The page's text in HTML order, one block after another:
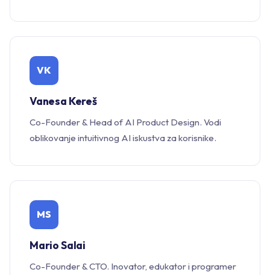
VK
Vanesa Kereš
Co-Founder & Head of AI Product Design. Vodi
oblikovanje intuitivnog AI iskustva za korisnike.
MS
Mario Salai
Co-Founder & CTO. Inovator, edukator i programer